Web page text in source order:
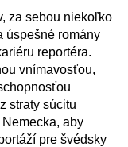
za sebou niekoľko
úspešné romány
reportéra.
vnímavosťou,
straty súcitu
aby
pre švédsky